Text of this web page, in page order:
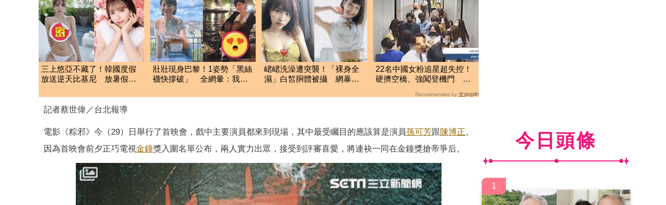
三上悠亞不藏了！韓國度假
放送逆天比基尼 放暑假犯
壯壯現身巴黎！1姿勢「黑絲
襪快撐破」 全網暈：我沒
峮峮洗澡遭突襲！「裸身全
濕」白皙胴體被攝 網暴動
22名中國女粉追星超失控！
硬擠空橋、強闖登機門 泰
Recommended by
記者蔡世偉／台北報導
電影《粽邪》今（29）日舉行了首映會，戲中主要演員都來到現場，其中最受矚目的應該算是演員孫可芳跟 陳博正。
因為首映會前夕正巧電視金鐘獎入圍名單公布，兩人實力出眾，接受到評審喜愛，將連袂一同在金鐘獎搶帝爭后。 今日頭條
1